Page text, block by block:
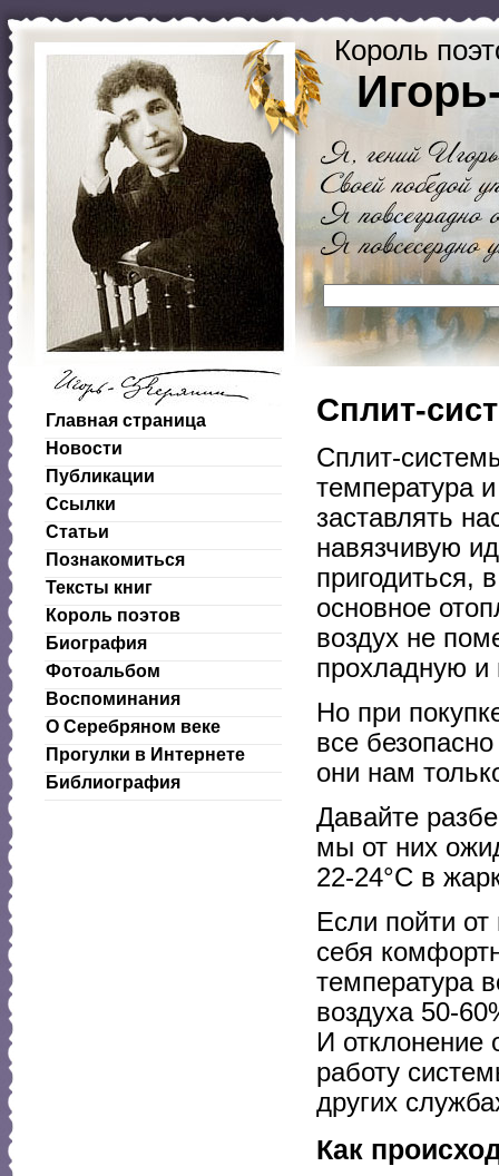
Король
Главная страница
Новости
Публикации
Ссылки
Статьи
Познакомиться
Тексты книг
Король поэтов
Биография
Фотоальбом
Воспоминания
О Серебряном веке
Прогулки в Интернете
Библиография
Сплит-
Сплит-
температура
заставлять
навязчивую
пригодиться,
основное
воздух не
прохладную и
Но при
все
они нам
Давайте
мы от них
22-24°С в
Если пойти
себя
температура
воздуха 50-
И отклонение
работу
других
Как